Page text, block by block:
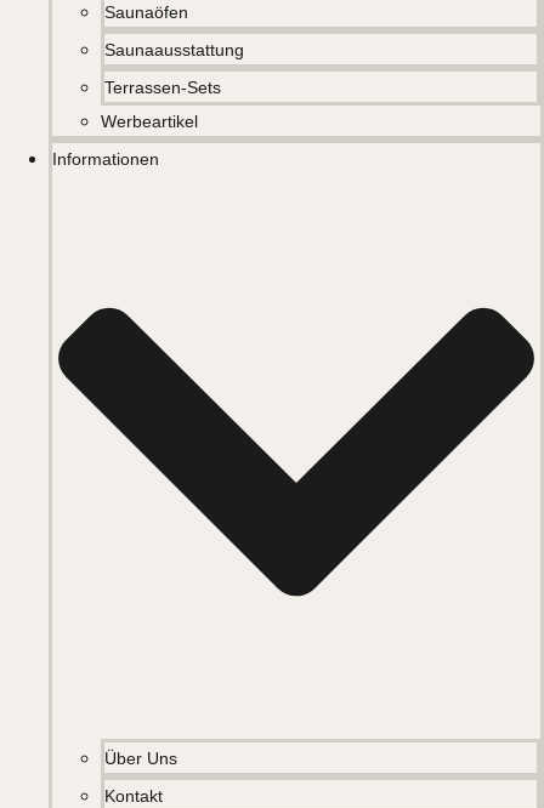
Saunaöfen
Saunaausstattung
Terrassen-Sets
Werbeartikel
Informationen
Über Uns
Kontakt